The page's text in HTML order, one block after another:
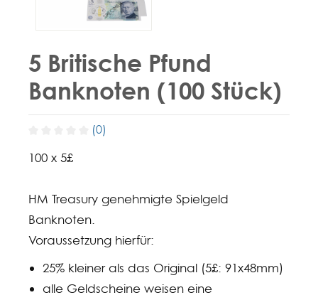
5 Britische Pfund
Banknoten (100 Stück)
(0)
100 x 5£
HM Treasury genehmigte Spielgeld
Banknoten.
Voraussetzung hierfür:
25% kleiner als das Original (5£: 91x48mm)
alle Geldscheine weisen eine